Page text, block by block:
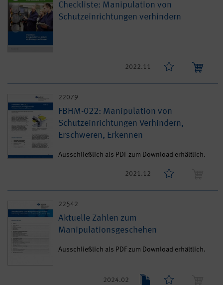
Checkliste: Manipulation von
Schutzeinrichtungen verhindern
2022.11
22079
FBHM-022: Manipulation von
Schutzeinrichtungen Verhindern,
Erschweren, Erkennen
Ausschließlich als PDF zum Download erhältlich.
2021.12
22542
Aktuelle Zahlen zum
Manipulationsgeschehen
Ausschließlich als PDF zum Download erhältlich.
2024.02